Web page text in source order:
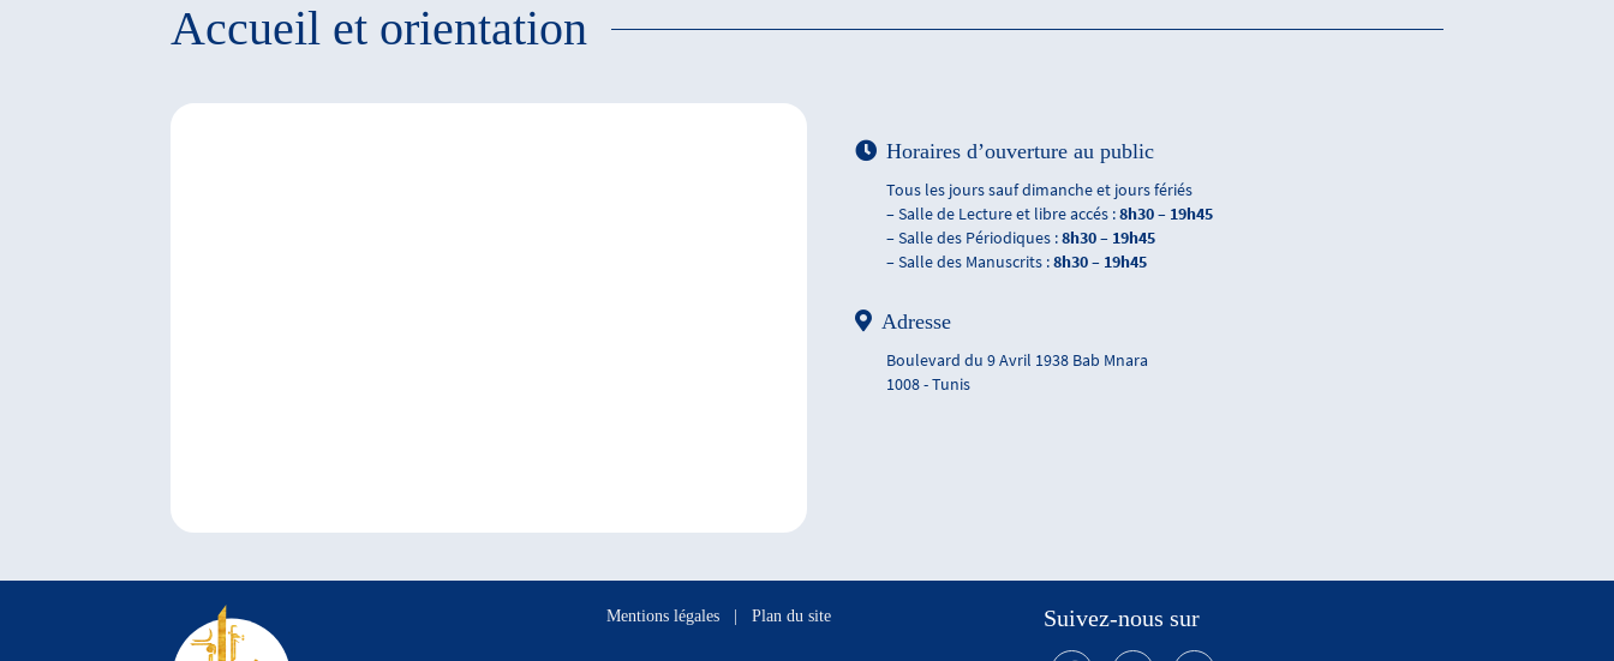
Accueil et orientation
Horaires d’ouverture au public
Tous les jours sauf dimanche et jours fériés
– Salle de Lecture et libre accés :8h30 – 19h45
– Salle des Périodiques :8h30 – 19h45
– Salle des Manuscrits :8h30 – 19h45
Adresse
Boulevard du 9 Avril 1938 Bab Mnara
1008 - Tunis
Mentions légales Plan du site Suivez-nous sur